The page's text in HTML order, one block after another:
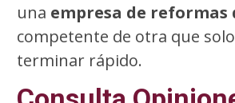
una empresa de reformas
competente de otra que
terminar rápido.